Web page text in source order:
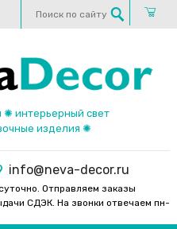
✺ интерьерный свет
изделия ✺
info@neva-decor.ru
Отправляем заказы
СДЭК. На звонки отвечаем пн-